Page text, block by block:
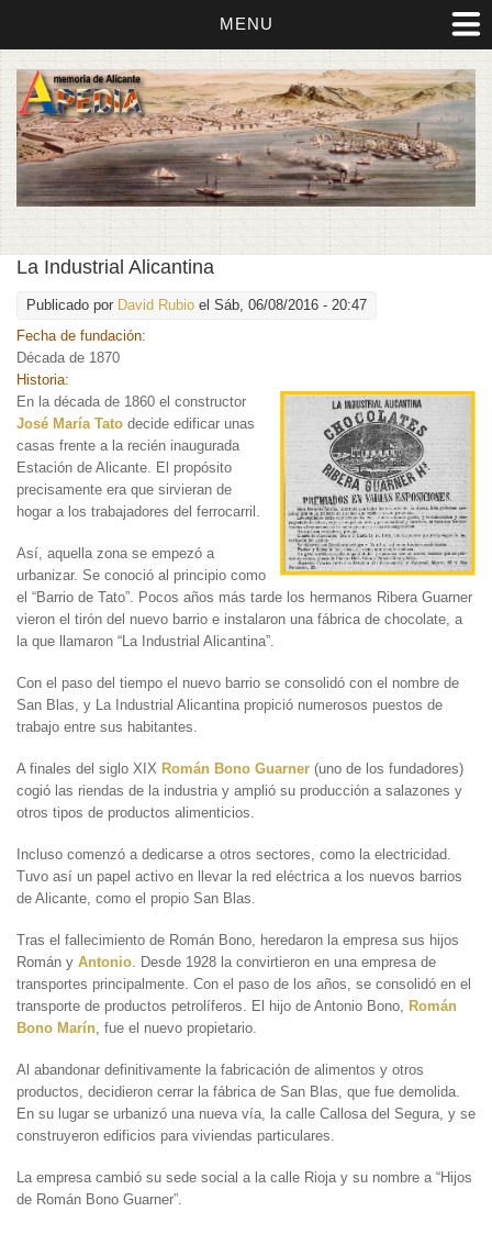
MENU
La Industrial Alicantina
Publicado por David Rubio el Sáb, 06/08/2016 - 20:47
Fecha de fundación:
Década de 1870
Historia:
En la década de 1860 el constructor
José María Tato decide edificar unas
casas frente a la recién inaugurada
Estación de Alicante. El propósito
precisamente era que sirvieran de
hogar a los trabajadores del ferrocarril.
Así, aquella zona se empezó a
urbanizar. Se conoció al principio como
el “Barrio de Tato”. Pocos años más tarde los hermanos Ribera Guarner
vieron el tirón del nuevo barrio e instalaron una fábrica de chocolate, a
la que llamaron “La Industrial Alicantina”.
Con el paso del tiempo el nuevo barrio se consolidó con el nombre de
San Blas, y La Industrial Alicantina propició numerosos puestos de
trabajo entre sus habitantes.
A finales del siglo XIX Román Bono Guarner (uno de los fundadores)
cogió las riendas de la industria y amplió su producción a salazones y
otros tipos de productos alimenticios.
Incluso comenzó a dedicarse a otros sectores, como la electricidad.
Tuvo así un papel activo en llevar la red eléctrica a los nuevos barrios
de Alicante, como el propio San Blas.
Tras el fallecimiento de Román Bono, heredaron la empresa sus hijos
Román y Antonio . Desde 1928 la convirtieron en una empresa de
transportes principalmente. Con el paso de los años, se consolidó en el
transporte de productos petrolíferos. El hijo de Antonio Bono, Román
Bono Marín , fue el nuevo propietario.
Al abandonar definitivamente la fabricación de alimentos y otros
productos, decidieron cerrar la fábrica de San Blas, que fue demolida.
En su lugar se urbanizó una nueva vía, la calle Callosa del Segura, y se
construyeron edificios para viviendas particulares.
La empresa cambió su sede social a la calle Rioja y su nombre a “Hijos
de Román Bono Guarner”.